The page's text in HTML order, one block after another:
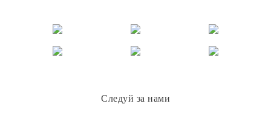
Следуй за нами